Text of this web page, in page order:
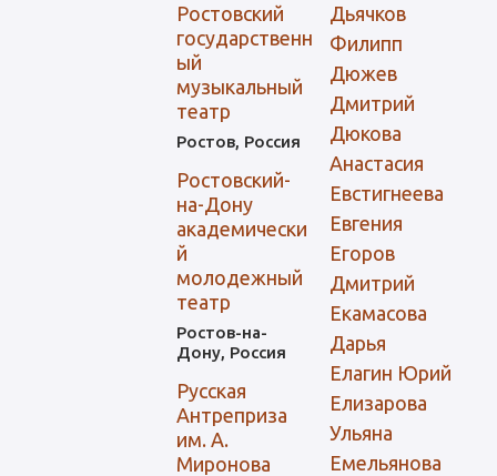
Ростовский
государственн
ый
музыкальный
театр
Ростов, Россия
Ростовский-
на-Дону
академически
й
молодежный
театр
Ростов-на-
Дону, Россия
Русская
Антреприза
им. А.
Миронова
Дьячков
Филипп
Дюжев
Дмитрий
Дюкова
Анастасия
Евстигнеева
Евгения
Егоров
Дмитрий
Екамасова
Дарья
Елагин Юрий
Елизарова
Ульяна
Емельянова